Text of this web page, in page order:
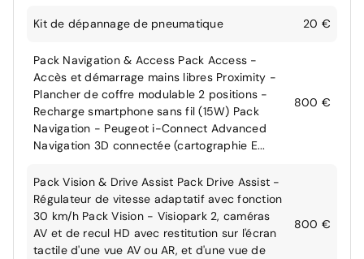
Kit de dépannage de pneumatique 20 €
Pack Navigation & Access Pack Access -
Accès et démarrage mains libres Proximity -
Plancher de coffre modulable 2 positions -
Recharge smartphone sans fil (15W) Pack
Navigation - Peugeot i-Connect Advanced
Navigation 3D connectée (cartographie E...
800 €
Pack Vision & Drive Assist Pack Drive Assist -
Régulateur de vitesse adaptatif avec fonction
30 km/h Pack Vision - Visiopark 2, caméras
AV et de recul HD avec restitution sur l'écran
tactile d'une vue AV ou AR, et d'une vue de
800 €